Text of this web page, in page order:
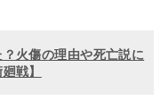
火傷の理由や死亡説に
戦】